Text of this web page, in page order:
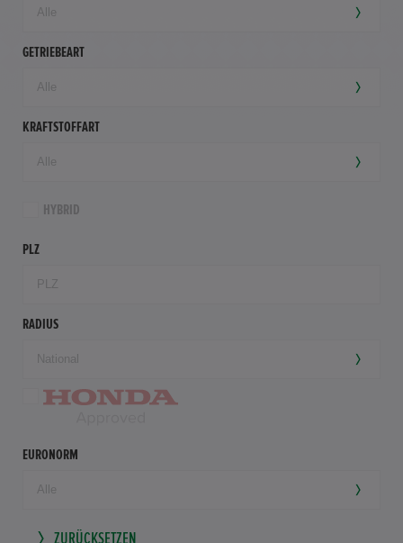
GETRIEBEART
KRAFTSTOFFART
HYBRID
PLZ
RADIUS
EURONORM
ZURÜCKSETZEN